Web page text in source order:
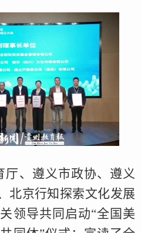
厅、遵义市政协、遵义
北京行知探索文化发展
领导共同启动“全国美